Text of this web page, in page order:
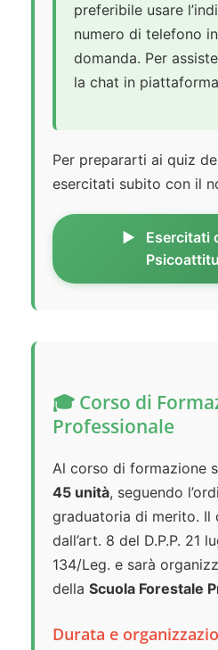
preferibile usare
numero di telefono
domanda. Per
la chat in
Per prepararti ai quiz
esercitati subito con il
Esercitati
🎓 Corso di
Professionale
Al corso di formazione
45 unità, seguendo
graduatoria di merito. Il
dall’art. 8 del D.P.P. 21
134/Leg. e sarà
della Scuola Forestale
Durata e